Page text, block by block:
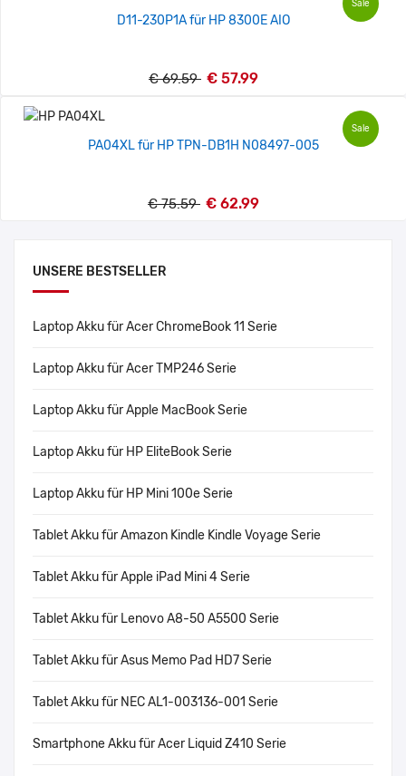
UNSERE BESTSELLER
Laptop Akku für Acer ChromeBook 11 Serie
Laptop Akku für Acer TMP246 Serie
Laptop Akku für Apple MacBook Serie
Laptop Akku für HP EliteBook Serie
Laptop Akku für HP Mini 100e Serie
Tablet Akku für Amazon Kindle Kindle Voyage Serie
Tablet Akku für Apple iPad Mini 4 Serie
Tablet Akku für Lenovo A8-50 A5500 Serie
Tablet Akku für Asus Memo Pad HD7 Serie
Tablet Akku für NEC AL1-003136-001 Serie
Smartphone Akku für Acer Liquid Z410 Serie
Sale
D11-230P1A für HP 8300E AIO
€ 69.59 € 57.99
Sale
PA04XL für HP TPN-DB1H N08497-005
€ 75.59 € 62.99